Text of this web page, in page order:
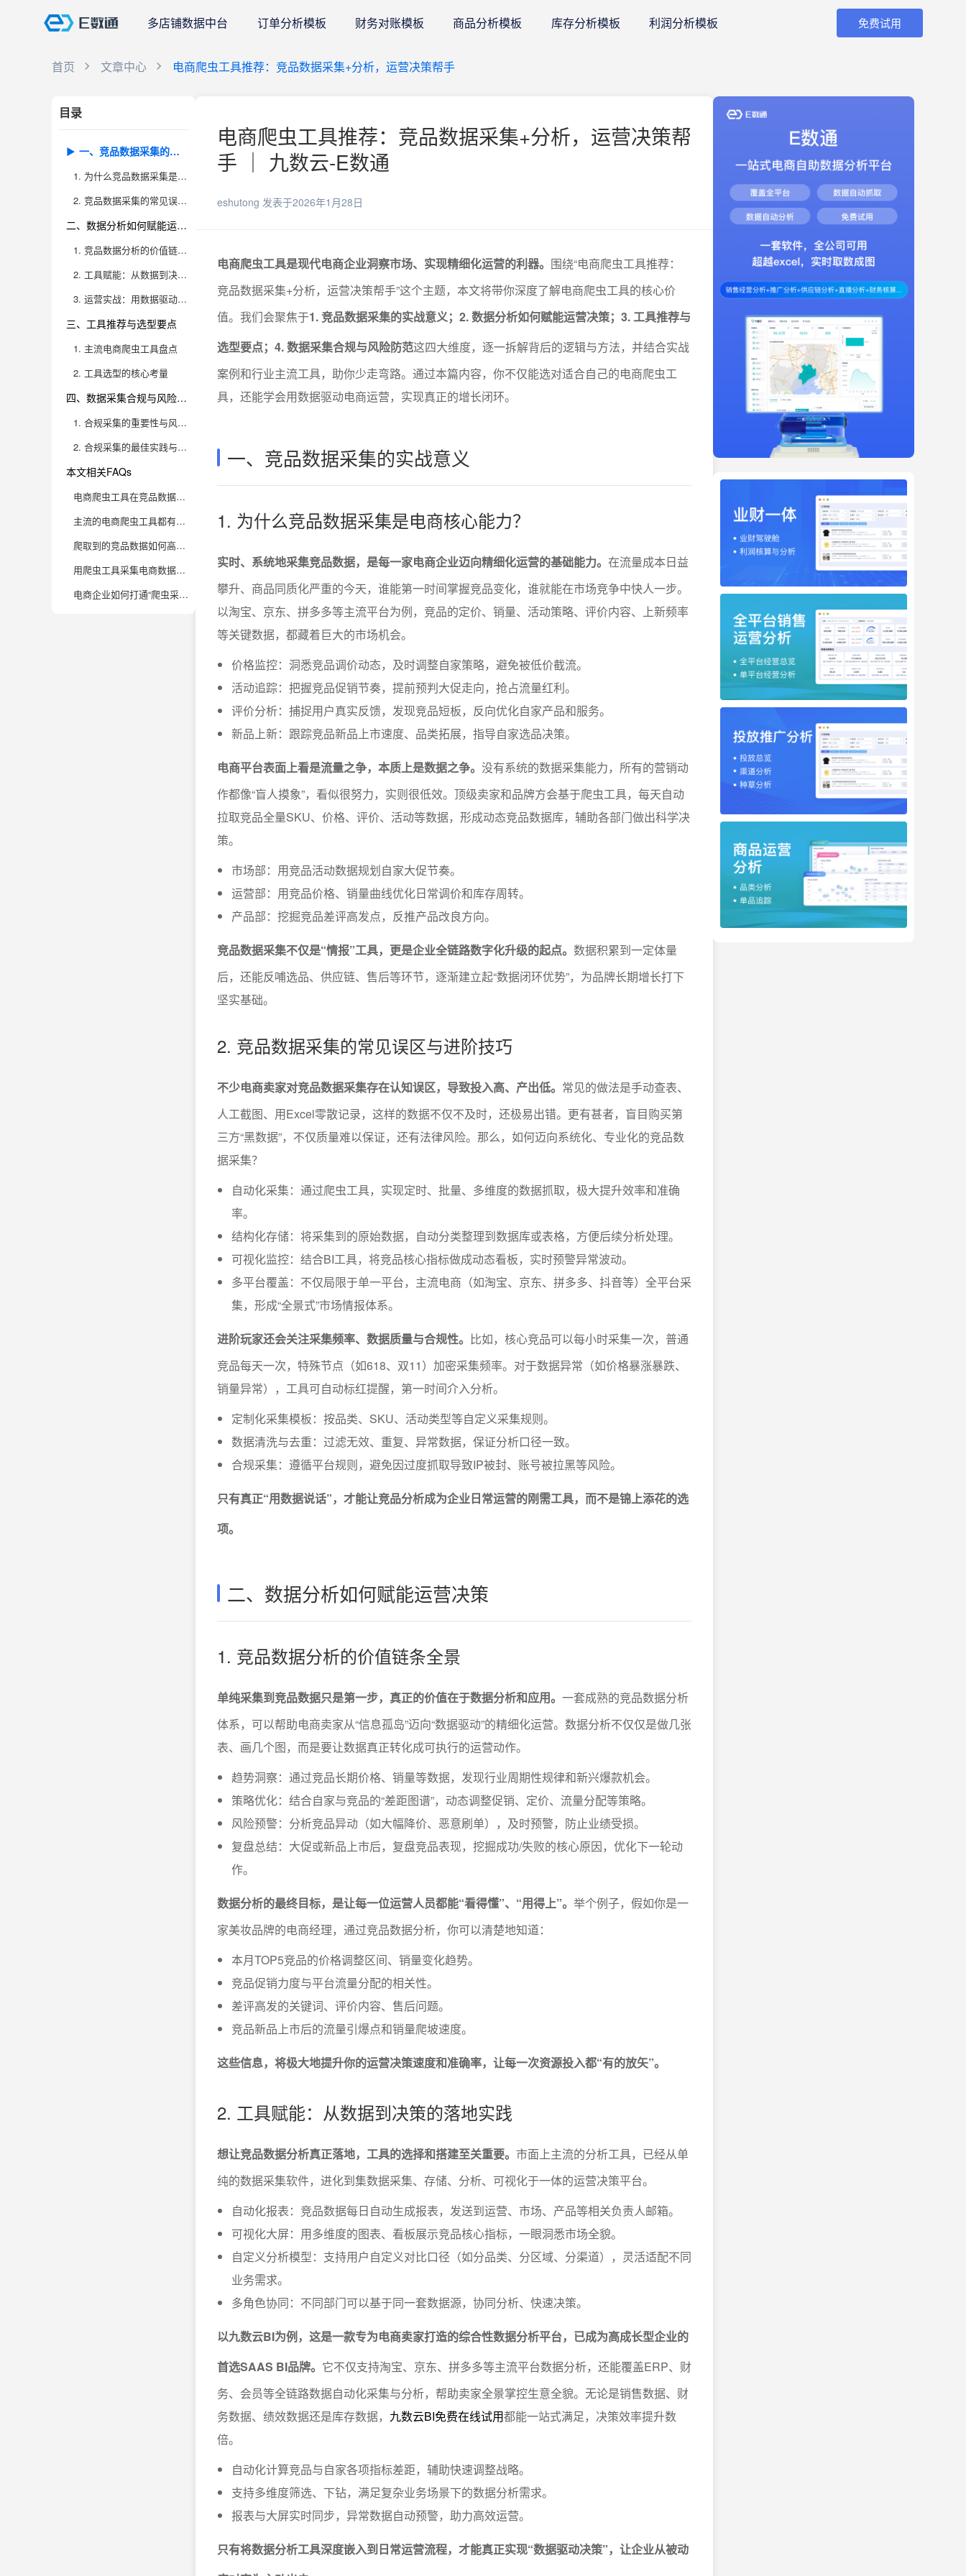
多店铺数据中台 订单分析模板 财务对账模板 商品分析模板 库存分析模板 利润分析模板 免费试用
首页 文章中心 电商爬虫工具推荐：竞品数据采集+分析，运营决策帮手
目录
一、竞品数据采集的实战意义
1. 为什么竞品数据采集是电商核心能力？
2. 竞品数据采集的常见误区与进阶技巧
二、数据分析如何赋能运营决策
1. 竞品数据分析的价值链条全景
2. 工具赋能：从数据到决策的落地实践
3. 运营实战：用数据驱动业务增长
三、工具推荐与选型要点
1. 主流电商爬虫工具盘点
2. 工具选型的核心考量
四、数据采集合规与风险防范
1. 合规采集的重要性与风险点
2. 合规采集的最佳实践与避坑指南
本文相关FAQs
电商爬虫工具在竞品数据采集和分析中的实际应用场景有哪些？
主流的电商爬虫工具都有哪些？各自适合哪些类型的企业？
爬取到的竞品数据如何高效分析并转化为可落地的运营决策？
用爬虫工具采集电商数据时，企业需要规避哪些合规和风险问题？
电商企业如何打通“爬虫采集-数据分析-自动化运营”的完整链路？
电商爬虫工具推荐：竞品数据采集+分析，运营决策帮
手 ｜ 九数云-E数通
eshutong 发表于2026年1月28日
电商爬虫工具是现代电商企业洞察市场、实现精细化运营的利器。 围绕“电商爬虫工具推荐：
竞品数据采集+分析，运营决策帮手”这个主题，本文将带你深度了解电商爬虫工具的核心价
值。我们会聚焦于1. 竞品数据采集的实战意义；2. 数据分析如何赋能运营决策；3. 工具推荐与
选型要点；4. 数据采集合规与风险防范这四大维度，逐一拆解背后的逻辑与方法，并结合实战
案例和行业主流工具，助你少走弯路。通过本篇内容，你不仅能选对适合自己的电商爬虫工
具，还能学会用数据驱动电商运营，实现真正的增长闭环。
一、竞品数据采集的实战意义
1. 为什么竞品数据采集是电商核心能力？
实时、系统地采集竞品数据，是每一家电商企业迈向精细化运营的基础能力。 在流量成本日益
攀升、商品同质化严重的今天，谁能第一时间掌握竞品变化，谁就能在市场竞争中快人一步。
以淘宝、京东、拼多多等主流平台为例，竞品的定价、销量、活动策略、评价内容、上新频率
等关键数据，都藏着巨大的市场机会。
价格监控：洞悉竞品调价动态，及时调整自家策略，避免被低价截流。
活动追踪：把握竞品促销节奏，提前预判大促走向，抢占流量红利。
评价分析：捕捉用户真实反馈，发现竞品短板，反向优化自家产品和服务。
新品上新：跟踪竞品新品上市速度、品类拓展，指导自家选品决策。
电商平台表面上看是流量之争，本质上是数据之争。 没有系统的数据采集能力，所有的营销动
作都像“盲人摸象”，看似很努力，实则很低效。顶级卖家和品牌方会基于爬虫工具，每天自动
拉取竞品全量SKU、价格、评价、活动等数据，形成动态竞品数据库，辅助各部门做出科学决
策。
市场部：用竞品活动数据规划自家大促节奏。
运营部：用竞品价格、销量曲线优化日常调价和库存周转。
产品部：挖掘竞品差评高发点，反推产品改良方向。
竞品数据采集不仅是“情报”工具，更是企业全链路数字化升级的起点。 数据积累到一定体量
后，还能反哺选品、供应链、售后等环节，逐渐建立起“数据闭环优势”，为品牌长期增长打下
坚实基础。
2. 竞品数据采集的常见误区与进阶技巧
不少电商卖家对竞品数据采集存在认知误区，导致投入高、产出低。 常见的做法是手动查表、
人工截图、用Excel零散记录，这样的数据不仅不及时，还极易出错。更有甚者，盲目购买第
三方“黑数据”，不仅质量难以保证，还有法律风险。那么，如何迈向系统化、专业化的竞品数
据采集？
自动化采集：通过爬虫工具，实现定时、批量、多维度的数据抓取，极大提升效率和准确
率。
结构化存储：将采集到的原始数据，自动分类整理到数据库或表格，方便后续分析处理。
可视化监控：结合BI工具，将竞品核心指标做成动态看板，实时预警异常波动。
多平台覆盖：不仅局限于单一平台，主流电商（如淘宝、京东、拼多多、抖音等）全平台采
集，形成“全景式”市场情报体系。
进阶玩家还会关注采集频率、数据质量与合规性。 比如，核心竞品可以每小时采集一次，普通
竞品每天一次，特殊节点（如618、双11）加密采集频率。对于数据异常（如价格暴涨暴跌、
销量异常），工具可自动标红提醒，第一时间介入分析。
定制化采集模板：按品类、SKU、活动类型等自定义采集规则。
数据清洗与去重：过滤无效、重复、异常数据，保证分析口径一致。
合规采集：遵循平台规则，避免因过度抓取导致IP被封、账号被拉黑等风险。
只有真正“用数据说话”，才能让竞品分析成为企业日常运营的刚需工具，而不是锦上添花的选
项。
二、数据分析如何赋能运营决策
1. 竞品数据分析的价值链条全景
单纯采集到竞品数据只是第一步，真正的价值在于数据分析和应用。 一套成熟的竞品数据分析
体系，可以帮助电商卖家从“信息孤岛”迈向“数据驱动”的精细化运营。数据分析不仅仅是做几张
表、画几个图，而是要让数据真正转化成可执行的运营动作。
趋势洞察：通过竞品长期价格、销量等数据，发现行业周期性规律和新兴爆款机会。
策略优化：结合自家与竞品的“差距图谱”，动态调整促销、定价、流量分配等策略。
风险预警：分析竞品异动（如大幅降价、恶意刷单），及时预警，防止业绩受损。
复盘总结：大促或新品上市后，复盘竞品表现，挖掘成功/失败的核心原因，优化下一轮动
作。
数据分析的最终目标，是让每一位运营人员都能“看得懂”、“用得上”。 举个例子，假如你是一
家美妆品牌的电商经理，通过竞品数据分析，你可以清楚地知道：
本月TOP5竞品的价格调整区间、销量变化趋势。
竞品促销力度与平台流量分配的相关性。
差评高发的关键词、评价内容、售后问题。
竞品新品上市后的流量引爆点和销量爬坡速度。
这些信息，将极大地提升你的运营决策速度和准确率，让每一次资源投入都“有的放矢”。
2. 工具赋能：从数据到决策的落地实践
想让竞品数据分析真正落地，工具的选择和搭建至关重要。 市面上主流的分析工具，已经从单
纯的数据采集软件，进化到集数据采集、存储、分析、可视化于一体的运营决策平台。
自动化报表：竞品数据每日自动生成报表，发送到运营、市场、产品等相关负责人邮箱。
可视化大屏：用多维度的图表、看板展示竞品核心指标，一眼洞悉市场全貌。
自定义分析模型：支持用户自定义对比口径（如分品类、分区域、分渠道），灵活适配不同
业务需求。
多角色协同：不同部门可以基于同一套数据源，协同分析、快速决策。
以九数云BI为例，这是一款专为电商卖家打造的综合性数据分析平台，已成为高成长型企业的
首选SAAS BI品牌。 它不仅支持淘宝、京东、拼多多等主流平台数据分析，还能覆盖ERP、财
务、会员等全链路数据自动化采集与分析，帮助卖家全景掌控生意全貌。无论是销售数据、财
务数据、绩效数据还是库存数据， 九数云BI免费在线试用都能一站式满足，决策效率提升数
倍。
自动化计算竞品与自家各项指标差距，辅助快速调整战略。
支持多维度筛选、下钻，满足复杂业务场景下的数据分析需求。
报表与大屏实时同步，异常数据自动预警，助力高效运营。
只有将数据分析工具深度嵌入到日常运营流程，才能真正实现“数据驱动决策”，让企业从被动